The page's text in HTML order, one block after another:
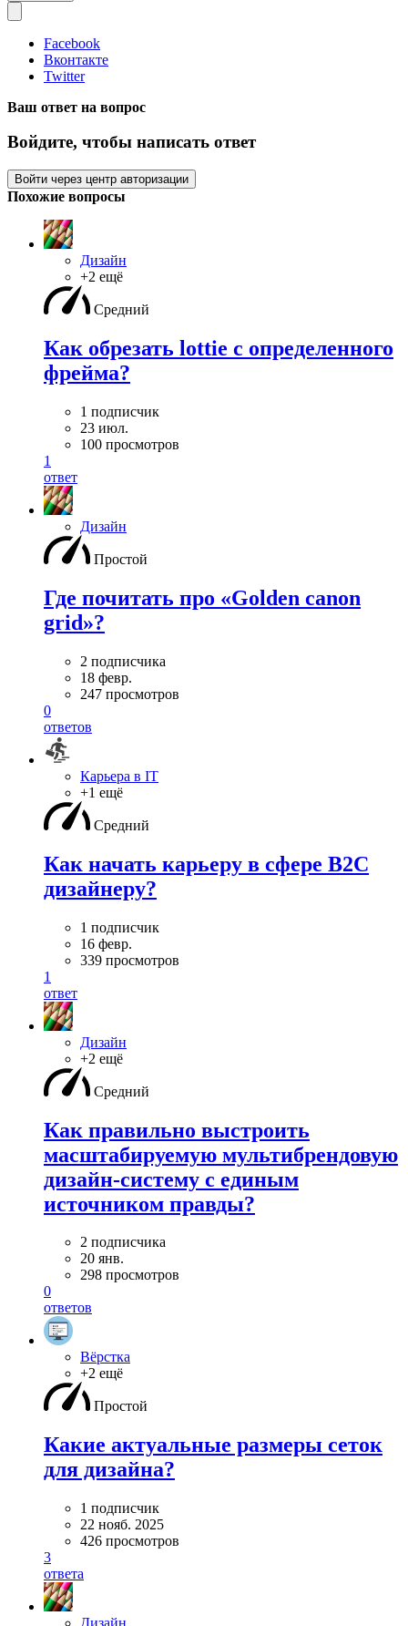
Facebook
Вконтакте
Twitter
Ваш ответ на вопрос
Войдите, чтобы написать ответ
Войти через центр авторизации
Похожие вопросы
Дизайн
+2 ещё
Средний
Как обрезать lottie с определенного
фрейма?
1 подписчик
23 июл.
100 просмотров
1
ответ
Дизайн
Простой
Где почитать про «Golden canon
grid»?
2 подписчика
18 февр.
247 просмотров
0
ответов
Карьера в IT
+1 ещё
Средний
Как начать карьеру в сфере B2C
дизайнеру?
1 подписчик
16 февр.
339 просмотров
1
ответ
Дизайн
+2 ещё
Средний
Как правильно выстроить
масштабируемую мультибрендовую
дизайн-систему с единым
источником правды?
2 подписчика
20 янв.
298 просмотров
0
ответов
Вёрстка
+2 ещё
Простой
Какие актуальные размеры сеток
для дизайна?
1 подписчик
22 нояб. 2025
426 просмотров
3
ответа